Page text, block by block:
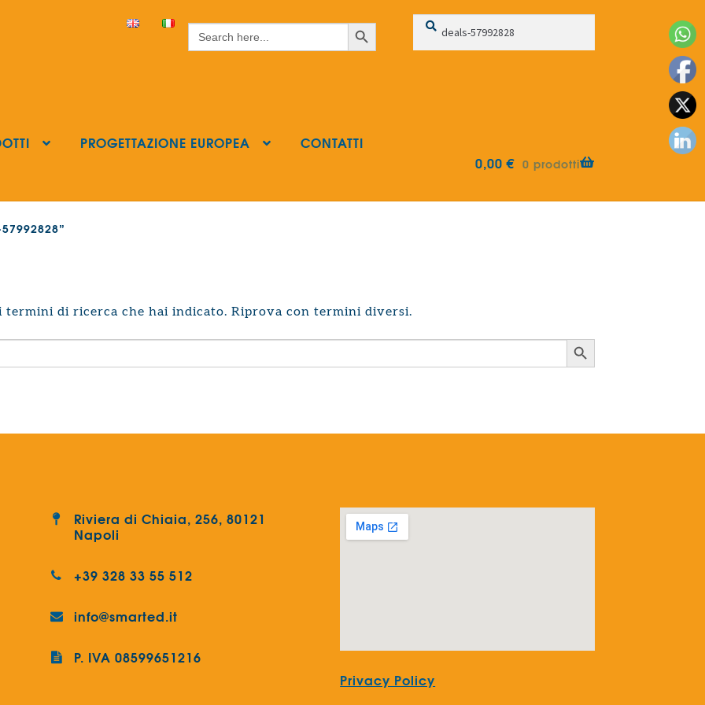
Search
for:
Search Button Cerca:
Cerca
PROGETTAZIONE EUROPEA
CONTATTI
0,00€ 0 prodotti
termini di ricerca che hai indicato. Riprova con termini diversi.
Search Button
Riviera di Chiaia, 256, 80121
Napoli
+39 328 33 55 512
info@smarted.it
P. IVA 08599651216
Privacy Policy